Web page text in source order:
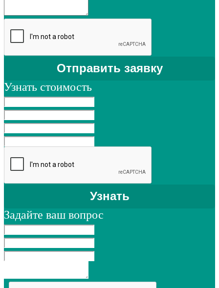
Узнать стоимость
Задайте ваш вопрос